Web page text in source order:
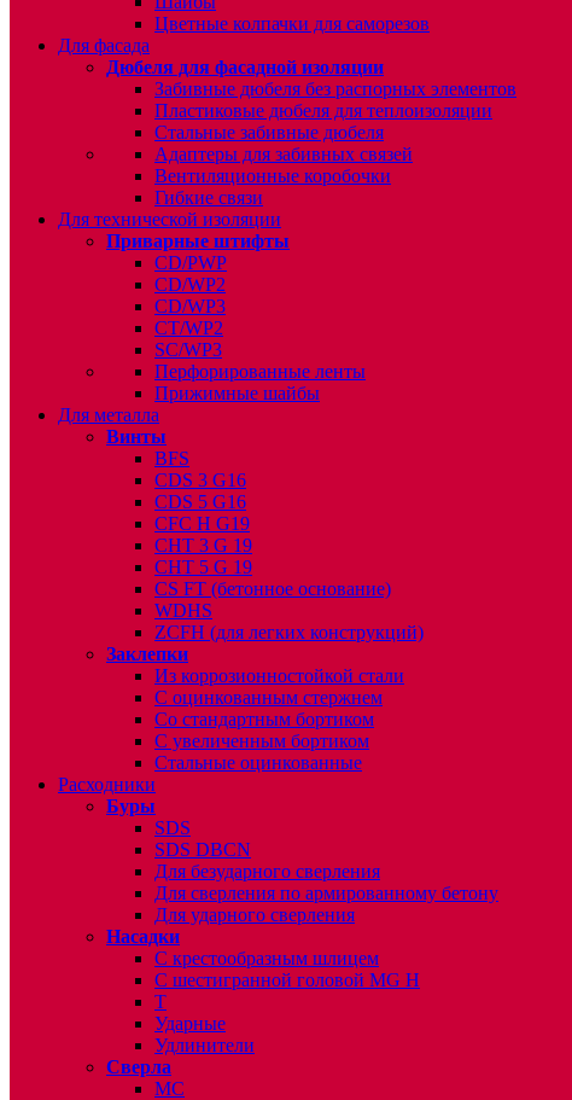
Цветные колпачки для саморезов
Для фасада
Дюбеля для фасадной изоляции
Забивные дюбеля без распорных элементов
Пластиковые дюбеля для теплоизоляции
Стальные забивные дюбеля
Адаптеры для забивных связей
Вентиляционные коробочки
Гибкие связи
Для технической изоляции
Приварные штифты
CD/PWP
CD/WP2
CD/WP3
CT/WP2
SC/WP3
Перфорированные ленты
Прижимные шайбы
Для металла
Винты
BFS
CDS 3 G16
CDS 5 G16
CFC H G19
CHT 3 G 19
CHT 5 G 19
CS FT (бетонное основание)
WDHS
ZCFH (для легких конструкций)
Заклепки
Из коррозионностойкой стали
С оцинкованным стержнем
Со стандартным бортиком
С увеличенным бортиком
Стальные оцинкованные
Расходники
Буры
SDS
SDS DBCN
Для безударного сверления
Для сверления по армированному бетону
Для ударного сверления
Насадки
С крестообразным шлицем
С шестигранной головой MG H
T
Ударные
Удлинители
Сверла
МС